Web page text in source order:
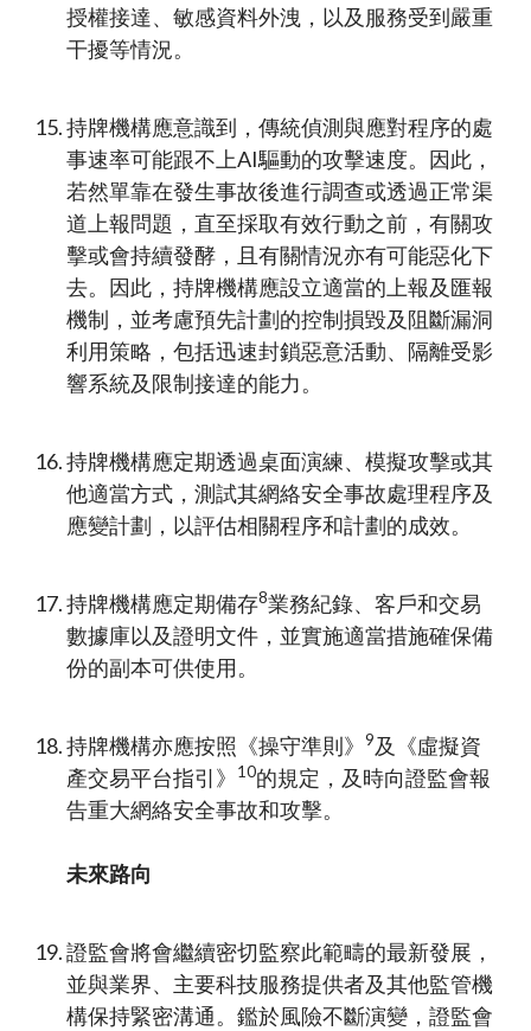
授權接達、敏感資料外洩，以及服務受到嚴重
干擾等情況。
持牌機構應意識到，傳統偵測與應對程序的處
事速率可能跟不上AI驅動的攻擊速度。因此，
若然單靠在發生事故後進行調查或透過正常渠
道上報問題，直至採取有效行動之前，有關攻
擊或會持續發酵，且有關情況亦有可能惡化下
去。因此，持牌機構應設立適當的上報及匯報
機制，並考慮預先計劃的控制損毀及阻斷漏洞
利用策略，包括迅速封鎖惡意活動、隔離受影
響系統及限制接達的能力。
持牌機構應定期透過桌面演練、模擬攻擊或其
他適當方式，測試其網絡安全事故處理程序及
應變計劃，以評估相關程序和計劃的成效。
持牌機構應定期備存8業務紀錄、客戶和交易
數據庫以及證明文件，並實施適當措施確保備
份的副本可供使用。
持牌機構亦應按照《操守準則》9及《虛擬資
產交易平台指引》
10的規定，及時向證監會報
告重大網絡安全事故和攻擊。
未來路向
證監會將會繼續密切監察此範疇的最新發展，
並與業界、主要科技服務提供者及其他監管機
構保持緊密溝通。鑑於風險不斷演變，證監會